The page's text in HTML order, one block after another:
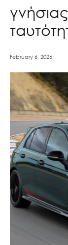
February 6, 2026